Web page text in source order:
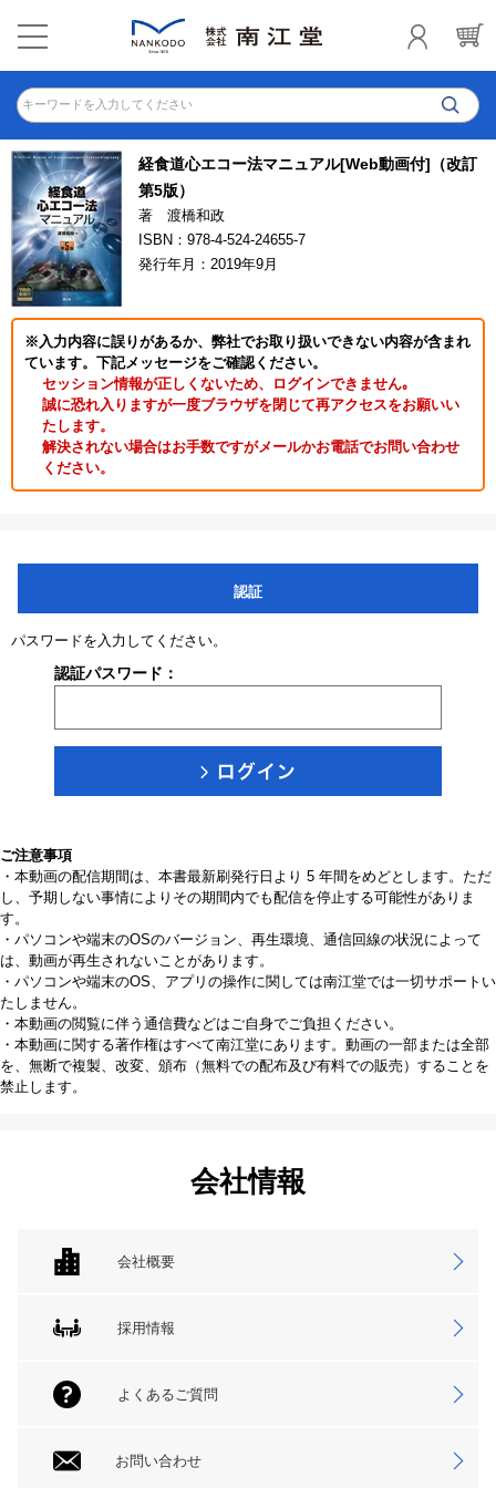
キーワードを入力してください
経食道心エコー法マニュアル[Web動画付]（改訂
第5版）
著 渡橋和政
ISBN：978-4-524-24655-7
発行年月：2019年9月
※入力内容に誤りがあるか、弊社でお取り扱いできない内容が含まれ
ています。下記メッセージをご確認ください。
セッション情報が正しくないため、ログインできません｡
誠に恐れ入りますが一度ブラウザを閉じて再アクセスをお願いい
たします。
解決されない場合はお手数ですがメールかお電話でお問い合わせ
ください。
認証
パスワードを入力してください。
認証パスワード：
ご注意事項
・本動画の配信期間は、本書最新刷発行日より 5 年間をめどとします。ただ
し、予期しない事情によりその期間内でも配信を停止する可能性がありま
す。
・パソコンや端末のOSのバージョン、再生環境、通信回線の状況によって
は、動画が再生されないことがあります。
・パソコンや端末のOS、アプリの操作に関しては南江堂では一切サポートい
たしません。
・本動画の閲覧に伴う通信費などはご自身でご負担ください。
・本動画に関する著作権はすべて南江堂にあります。動画の一部または全部
を、無断で複製、改変、頒布（無料での配布及び有料での販売）することを
禁止します。
会社情報
会社概要
採用情報
よくあるご質問
お問い合わせ